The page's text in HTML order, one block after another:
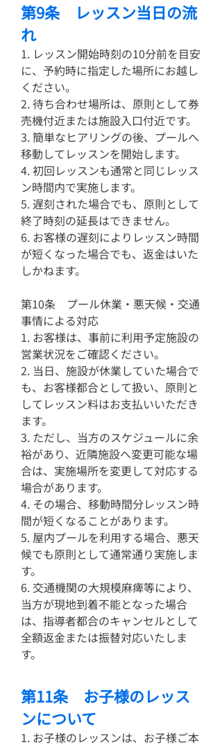
第9条 レッスン当日の流
れ
1. レッスン開始時刻の10分前を目安
に、予約時に指定した場所にお越し
ください。
2. 待ち合わせ場所は、原則として券
売機付近または施設入口付近です。
3. 簡単なヒアリングの後、プールへ
移動してレッスンを開始します。
4. 初回レッスンも通常と同じレッス
ン時間内で実施します。
5. 遅刻された場合でも、原則として
終了時刻の延長はできません。
6. お客様の遅刻によりレッスン時間
が短くなった場合でも、返金はいた
しかねます。
第10条 プール休業・悪天候・交通
事情による対応
1. お客様は、事前に利用予定施設の
営業状況をご確認ください。
2. 当日、施設が休業していた場合で
も、お客様都合として扱い、原則と
してレッスン料はお支払いいただき
ます。
3. ただし、当方のスケジュールに余
裕があり、近隣施設へ変更可能な場
合は、実施場所を変更して対応する
場合があります。
4. その場合、移動時間分レッスン時
間が短くなることがあります。
5. 屋内プールを利用する場合、悪天
候でも原則として通常通り実施しま
す。
6. 交通機関の大規模麻痺等により、
当方が現地到着不能となった場合
は、指導者都合のキャンセルとして
全額返金または振替対応いたしま
す。
第11条 お子様のレッス
ンについて
1. お子様のレッスンは、お子様ご本